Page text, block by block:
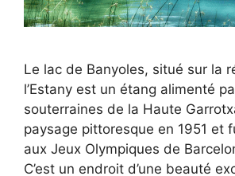
Le lac de Banyoles, situé sur la
l’Estany est un étang alimenté
souterraines de la Haute
paysage pittoresque en 1951 et
aux Jeux Olympiques de
C’est un endroit d’une beauté